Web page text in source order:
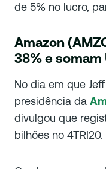
de 5% no lucro,
Amazon
38% e somam
No dia em que
presidência da
divulgou que
bilhões no 4TRI20.